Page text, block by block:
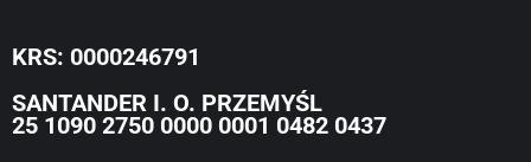
KRS: 0000246791
SANTANDER I. O. PRZEMYŚL
25 1090 2750 0000 0001 0482 0437